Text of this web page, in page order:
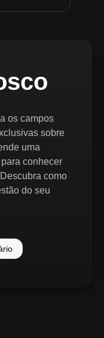
os campos
sobre
uma
conhecer
como
do seu